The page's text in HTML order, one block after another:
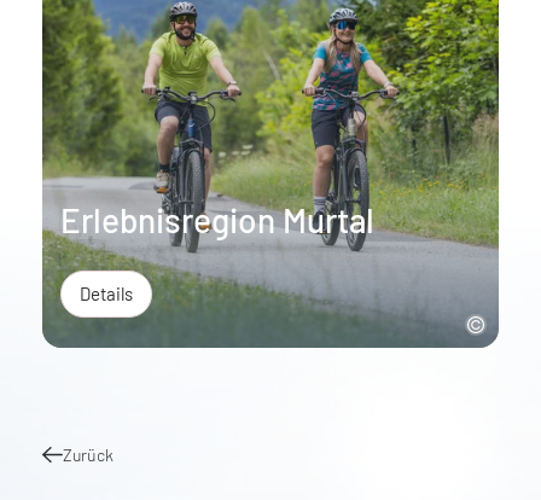
Erlebnisregion Murtal
Details
Zurück